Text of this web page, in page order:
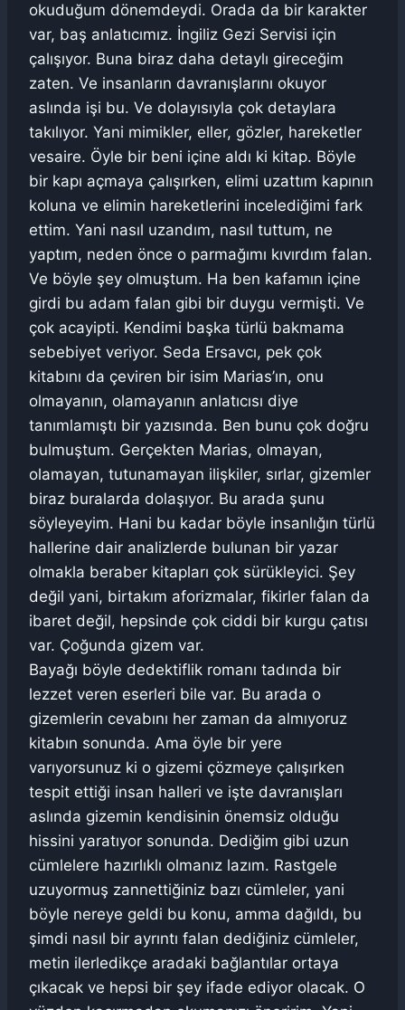
okuduğum dönemdeydi. Orada da bir karakter
var, baş anlatıcımız. İngiliz Gezi Servisi için
çalışıyor. Buna biraz daha detaylı gireceğim
zaten. Ve insanların davranışlarını okuyor
aslında işi bu. Ve dolayısıyla çok detaylara
takılıyor. Yani mimikler, eller, gözler, hareketler
vesaire. Öyle bir beni içine aldı ki kitap. Böyle
bir kapı açmaya çalışırken, elimi uzattım kapının
koluna ve elimin hareketlerini incelediğimi fark
ettim. Yani nasıl uzandım, nasıl tuttum, ne
yaptım, neden önce o parmağımı kıvırdım falan.
Ve böyle şey olmuştum. Ha ben kafamın içine
girdi bu adam falan gibi bir duygu vermişti. Ve
çok acayipti. Kendimi başka türlü bakmama
sebebiyet veriyor. Seda Ersavcı, pek çok
kitabını da çeviren bir isim Marias’ın, onu
olmayanın, olamayanın anlatıcısı diye
tanımlamıştı bir yazısında. Ben bunu çok doğru
bulmuştum. Gerçekten Marias, olmayan,
olamayan, tutunamayan ilişkiler, sırlar, gizemler
biraz buralarda dolaşıyor. Bu arada şunu
söyleyeyim. Hani bu kadar böyle insanlığın türlü
hallerine dair analizlerde bulunan bir yazar
olmakla beraber kitapları çok sürükleyici. Şey
değil yani, birtakım aforizmalar, fikirler falan da
ibaret değil, hepsinde çok ciddi bir kurgu çatısı
var. Çoğunda gizem var.
Bayağı böyle dedektiflik romanı tadında bir
lezzet veren eserleri bile var. Bu arada o
gizemlerin cevabını her zaman da almıyoruz
kitabın sonunda. Ama öyle bir yere
varıyorsunuz ki o gizemi çözmeye çalışırken
tespit ettiği insan halleri ve işte davranışları
aslında gizemin kendisinin önemsiz olduğu
hissini yaratıyor sonunda. Dediğim gibi uzun
cümlelere hazırlıklı olmanız lazım. Rastgele
uzuyormuş zannettiğiniz bazı cümleler, yani
böyle nereye geldi bu konu, amma dağıldı, bu
şimdi nasıl bir ayrıntı falan dediğiniz cümleler,
metin ilerledikçe aradaki bağlantılar ortaya
çıkacak ve hepsi bir şey ifade ediyor olacak. O